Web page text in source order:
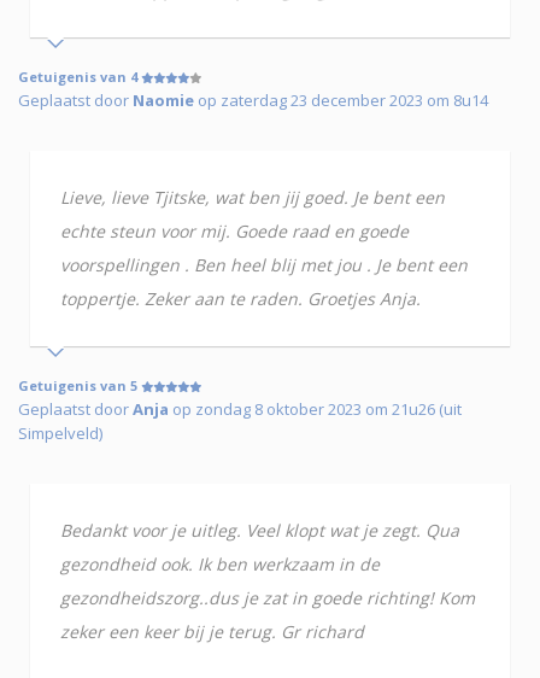
Getuigenis van 4
Geplaatst door Naomie op zaterdag 23 december 2023 om 8u14
Lieve, lieve Tjitske, wat ben jij goed. Je bent een
echte steun voor mij. Goede raad en goede
voorspellingen . Ben heel blij met jou . Je bent een
toppertje. Zeker aan te raden. Groetjes Anja.
Getuigenis van 5
Geplaatst doorAnja op zondag 8 oktober 2023 om 21u26 (uit
Simpelveld)
Bedankt voor je uitleg. Veel klopt wat je zegt. Qua
gezondheid ook. Ik ben werkzaam in de
gezondheidszorg..dus je zat in goede richting! Kom
zeker een keer bij je terug. Gr richard